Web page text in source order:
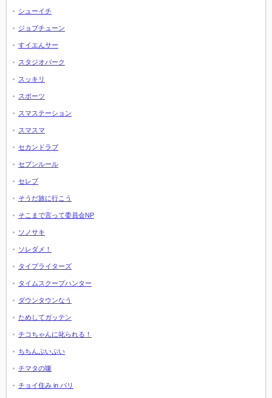
シューイチ
ジョブチューン
すイエんサー
スタジオパーク
スッキリ
スポーツ
スマステーション
スマスマ
セカンドラブ
セブンルール
セレブ
そうだ旅に行こう
そこまで言って委員会NP
ソノサキ
ソレダメ！
タイプライターズ
タイムスクープハンター
ダウンタウンなう
ためしてガッテン
チコちゃんに叱られる！
ちちんぷいぷい
チマタの噺
チョイ住み in パリ